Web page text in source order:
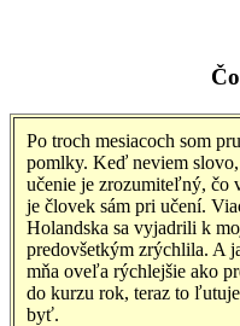
Po troch mesiacoch som
pomlky. Keď neviem
učenie je zrozumiteľný, čo
je človek sám pri učení.
Holandska sa vyjadrili k
predovšetkým zrýchlila. A
mňa oveľa rýchlejšie ako
do kurzu rok, teraz to
byť.